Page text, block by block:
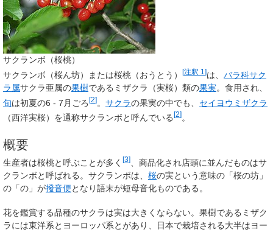
サクランボ（桜桃）
サクランボ （桜ん坊）または桜桃 （おうとう） [注釈 1 ]は、 バラ科サク
ラ属サクラ亜属の果樹であるミザクラ（実桜）類の果実。食用され、
旬は初夏の6 - 7月ごろ[2]。 サクラの果実の中でも、 セイヨウミザクラ
（西洋実桜）を通称サクランボと呼んでいる [2] 。
概要
生産者は桜桃と呼ぶことが多く [3]
、商品化され店頭に並んだものはサ
クランボと呼ばれる。サクランボは、 桜の実という意味の「桜の坊」
の「の」が撥音便となり語末が短母音化ものである。
花を鑑賞する品種のサクラは実は大きくならない。果樹であるミザク
ラには東洋系とヨーロッパ系とがあり、日本で栽培される大半はヨー